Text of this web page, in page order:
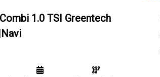
1.0 TSI Greentech